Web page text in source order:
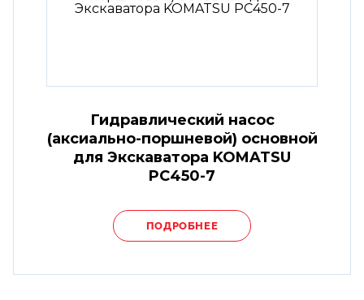
Гидравлический насос
(аксиально-поршневой) основной
для Экскаватора KOMATSU
PC450-7
ПОДРОБНЕЕ